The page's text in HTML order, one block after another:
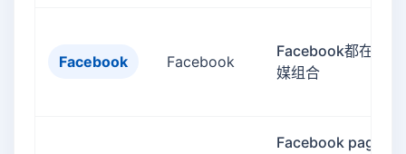
Facebook Facebook
Facebook都在用社
媒组合
Facebook page 专